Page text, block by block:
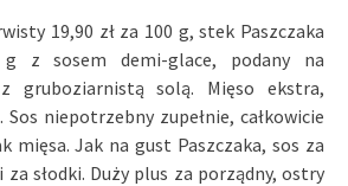
19,90 zł za 100 g, stek Paszczaka
g z sosem demi-glace, podany na
gruboziarnistą solą. Mięso ekstra,
niepotrzebny zupełnie, całkowicie
mięsa. Jak na gust Paszczaka, sos za
słodki. Duży plus za porządny, ostry